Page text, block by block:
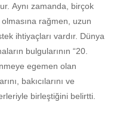
Aynı zamanda, birçok
rağmen, uzun
ihtiyaçları vardır. Dünya
bulgularının “20.
egemen olan
bakıcılarını ve
birleştiğini belirtti.